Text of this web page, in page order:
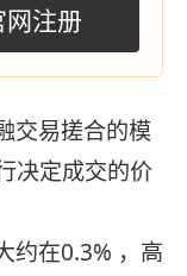
网注册
交易搓合的模
决定成交的价
约在0.3% ，高